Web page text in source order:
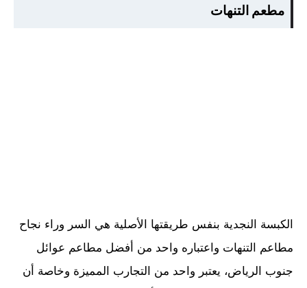
مطعم التنهات
الكبسة النجدية بنفس طريقتها الأصلية هي السر وراء نجاح
مطاعم التنهات واعتباره واحد من أفضل مطاعم عوائل
جنوب الرياض، يعتبر واحد من التجارب المميزة وخاصة أن